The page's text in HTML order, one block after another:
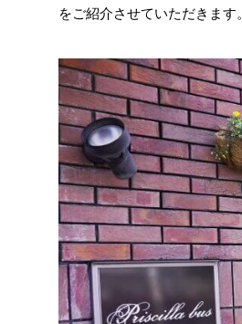
をご紹介させていただきます。